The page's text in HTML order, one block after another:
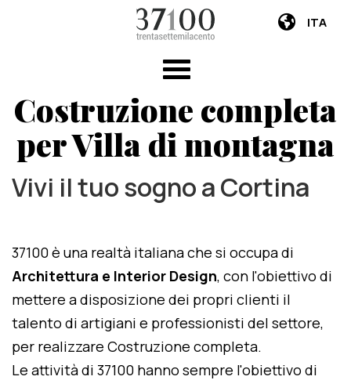
ITA
Costruzione completa
per Villa di montagna
Vivi il tuo sogno a Cortina
37100 è una realtà italiana che si occupa di
Architettura e Interior Design, con l'obiettivo di
mettere a disposizione dei propri clienti il
talento di artigiani e professionisti del settore,
per realizzare Costruzione completa.
Le attività di 37100 hanno sempre l'obiettivo di